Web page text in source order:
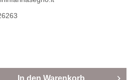
In den Warenkorb